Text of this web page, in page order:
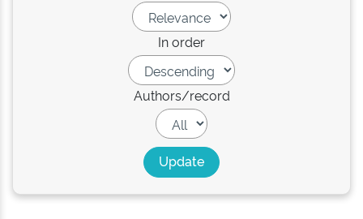
In order
Authors/record